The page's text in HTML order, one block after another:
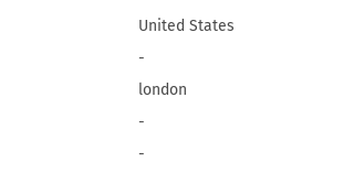
United States
-
london
-
-